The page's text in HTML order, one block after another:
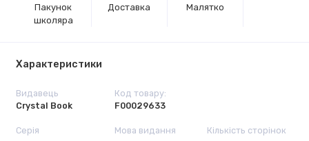
Пакунок
школяра
Доставка Малятко
Характеристики
Видавець
Crystal Book
Код товару:
F00029633
Серія Мова видання Кількість сторінок